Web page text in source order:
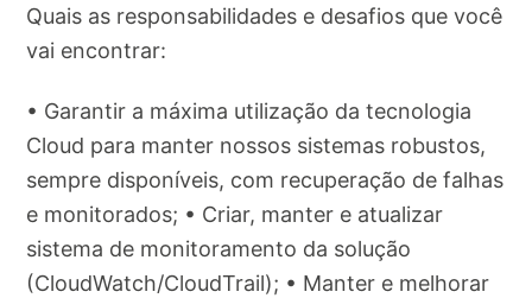
Quais as responsabilidades e desafios que você
vai encontrar:
• Garantir a máxima utilização da tecnologia
Cloud para manter nossos sistemas robustos,
sempre disponíveis, com recuperação de falhas
e monitorados; • Criar, manter e atualizar
sistema de monitoramento da solução
(CloudWatch/CloudTrail); • Manter e melhorar